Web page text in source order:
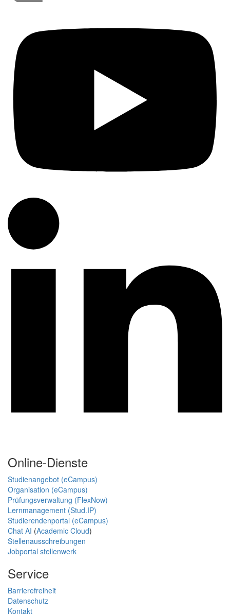
Online-Dienste
Studienangebot (eCampus)
Organisation (eCampus)
Prüfungsverwaltung (FlexNow)
Lernmanagement (Stud.IP)
Studierendenportal (eCampus)
Chat AI (Academic Cloud)
Stellenausschreibungen
Jobportal stellenwerk
Service
Barrierefreiheit
Datenschutz
Kontakt